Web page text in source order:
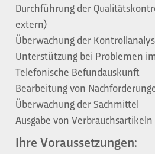
Durchführung der
extern)
Überwachung der
Unterstützung bei Problemen im
Telefonische Befundauskunft
Bearbeitung von
Überwachung der Sachmittel
Ausgabe von
Ihre Voraussetzungen: